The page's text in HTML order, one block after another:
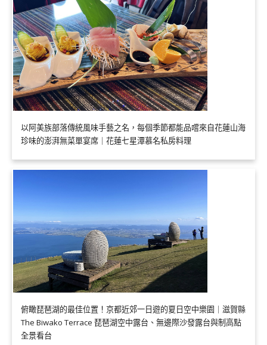
以阿美族部落傳統風味手藝之名，每個季節都能品嚐來自花蓮山海
珍味的澎湃無菜單宴席｜花蓮七星潭慕名私房料理
俯瞰琵琶湖的最佳位置！京都近郊一日遊的夏日空中樂園｜滋賀縣
The Biwako Terrace 琵琶湖空中露台、無邊際沙發露台與制高點
全景看台